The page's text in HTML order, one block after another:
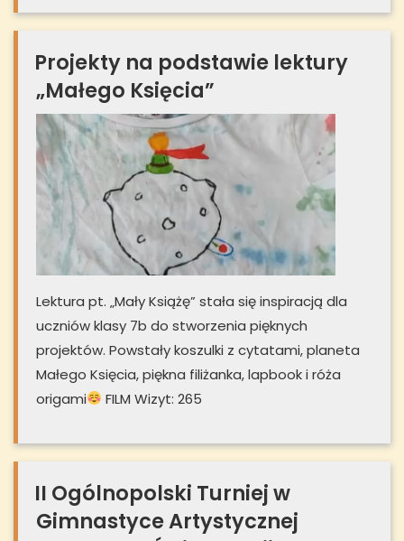
Projekty na podstawie lektury
„Małego Księcia”
Lektura pt. „Mały Książę” stała się inspiracją dla
uczniów klasy 7b do stworzenia pięknych
projektów. Powstały koszulki z cytatami, planeta
Małego Księcia, piękna filiżanka, lapbook i róża
origami
FILM Wizyt: 265
II Ogólnopolski Turniej w
Gimnastyce Artystycznej